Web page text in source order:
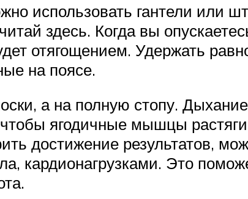
использовать гантели или
здесь. Когда вы
отягощением. Удержать
на поясе.
а на полную стопу.
ягодичные мышцы
достижение результатов,
кардионагрузками. Это